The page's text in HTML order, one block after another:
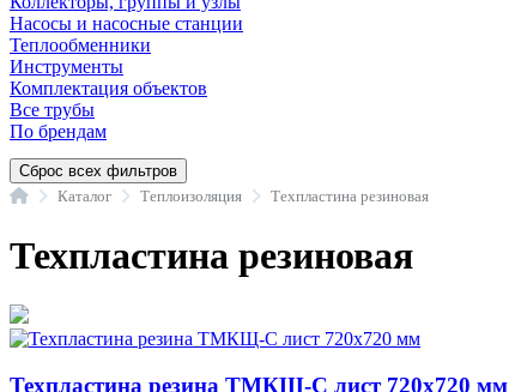
Насосы и насосные станции
Теплообменники
Инструменты
Комплектация объектов
Все трубы
По брендам
Сброс всех фильтров
ГлавнаяКаталог Теплоизоляция Техпластина резиновая
Техпластина резиновая
Техпластина резина ТМКЩ-С лист 720х720 мм